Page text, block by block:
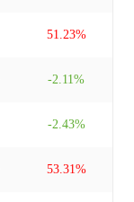
51.23%
-2.11%
-2.43%
53.31%